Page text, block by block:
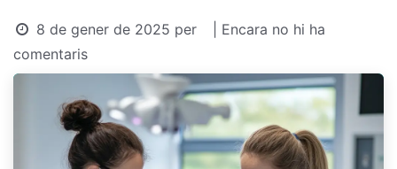
8 de gener de 2025 per
| Encara no hi ha
comentaris